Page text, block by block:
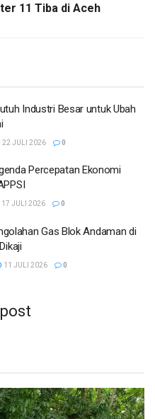
11 Tiba di Aceh
Industri Besar untuk Ubah
22 JULI 2026 0
Percepatan Ekonomi
17 JULI 2026 0
Gas Blok Andaman di
11 JULI 2026 0